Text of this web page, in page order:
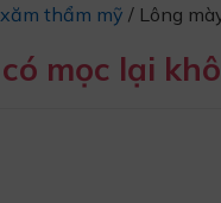
thẩm mỹ / Lông
mọc lại